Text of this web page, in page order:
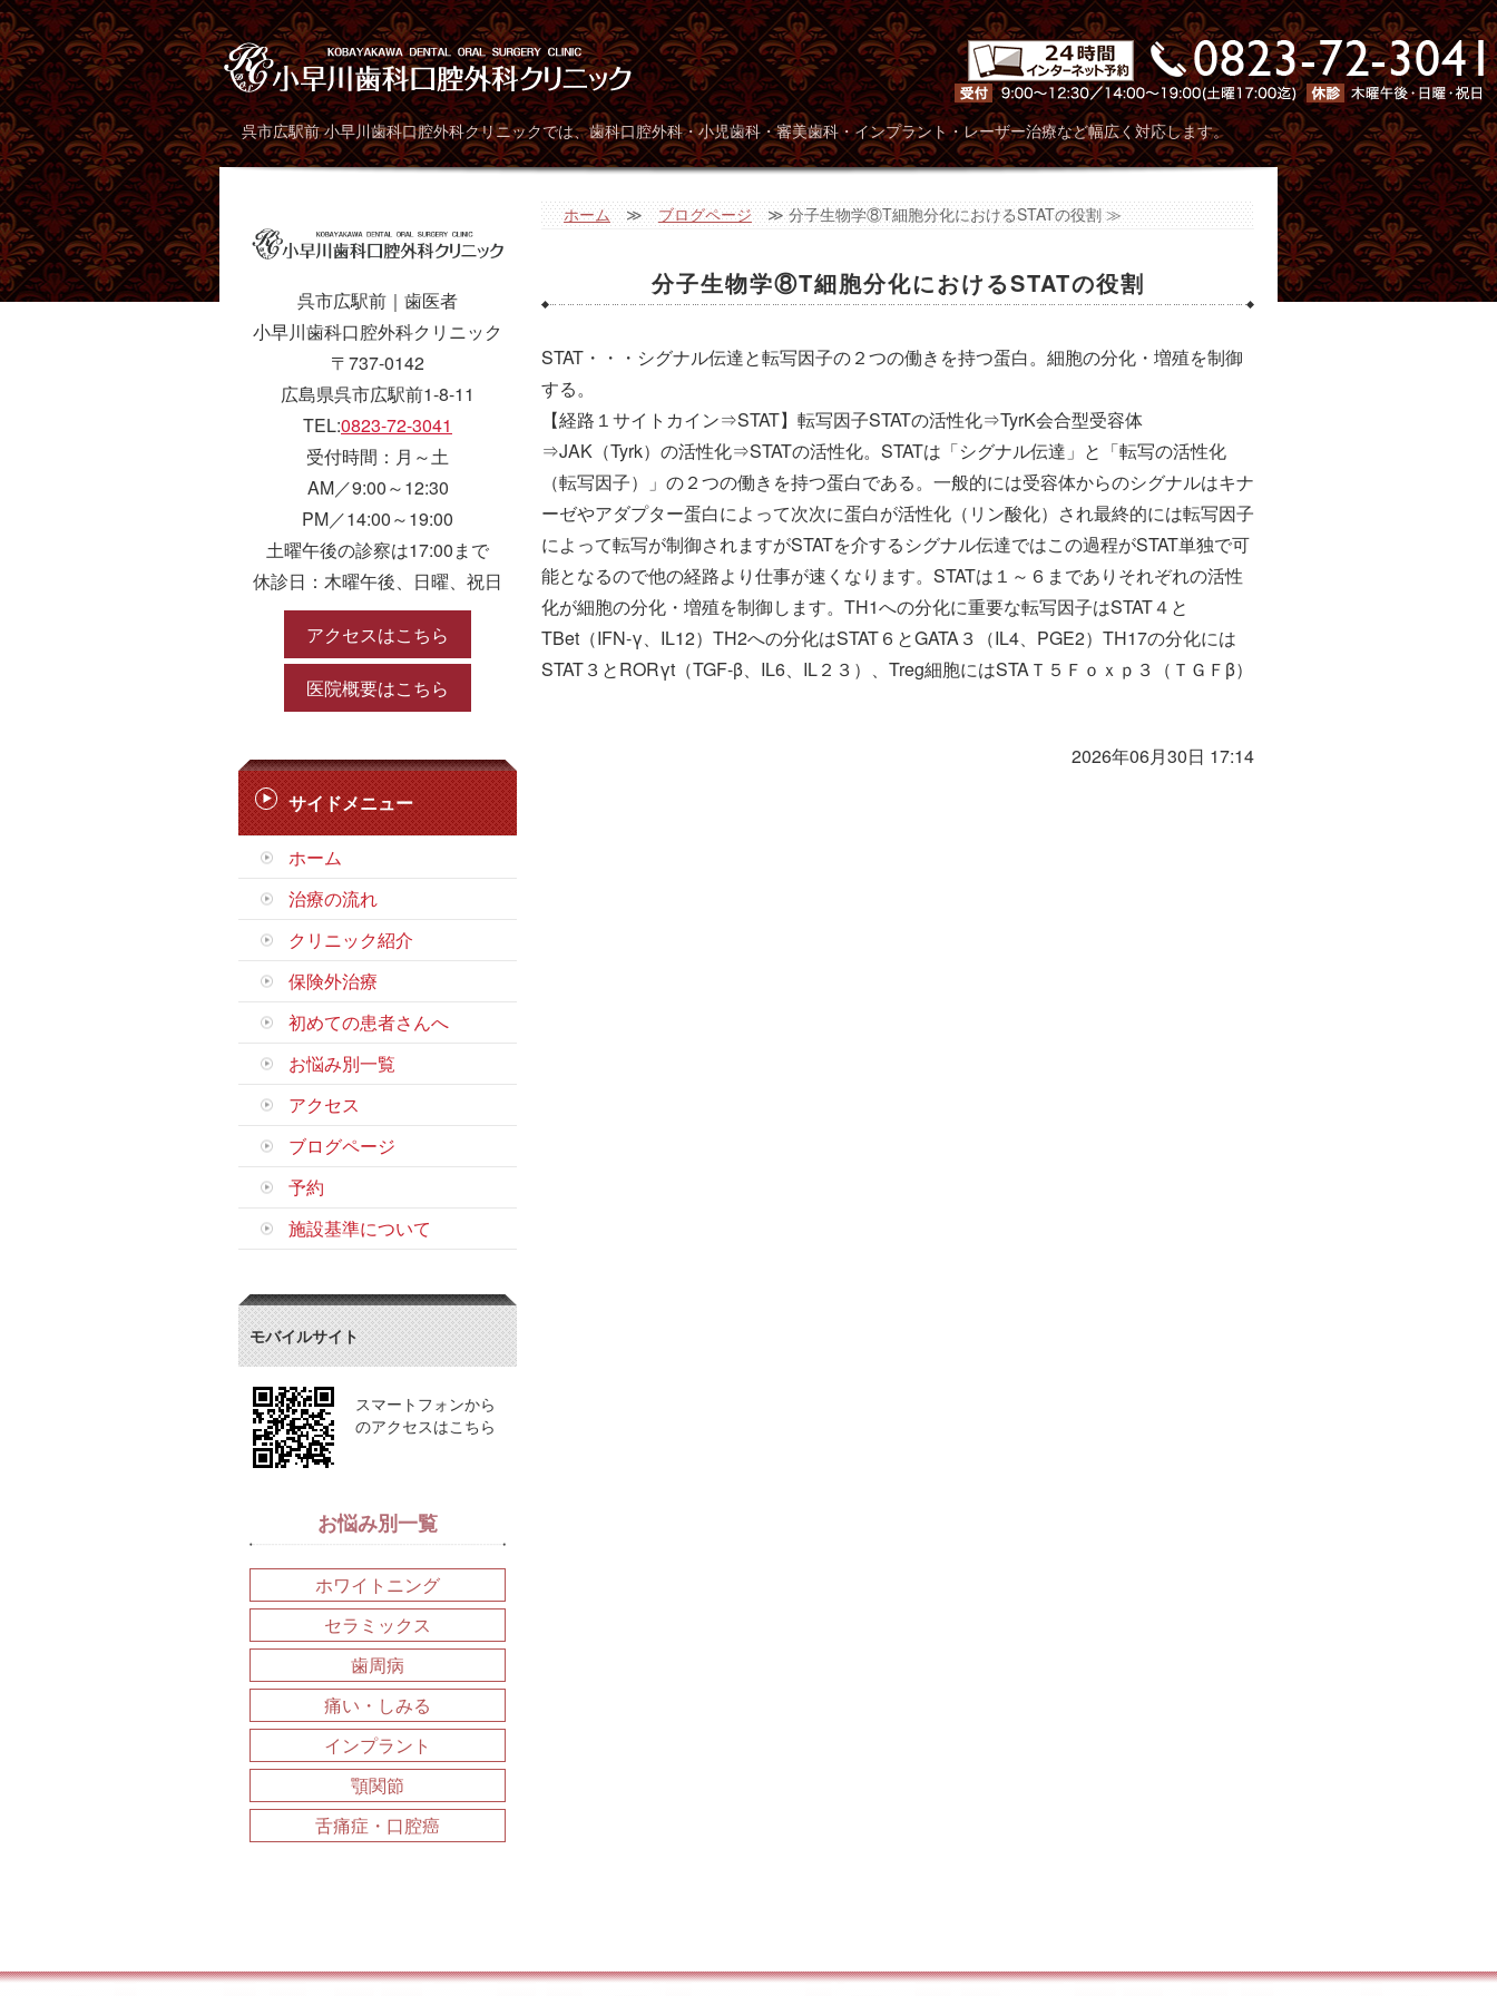
広島県呉市広駅前 小早川歯科口腔外科クリニック
呉市広駅前 小早川歯科口腔外科クリニックでは、歯科口腔外科・小児歯科・審美歯科・インプラント・レーザー治療など幅広く対応します。
ホーム ≫ ブログページ ≫ 分子生物学⑧T細胞分化におけるSTATの役割 ≫
分子生物学⑧T細胞分化におけるSTATの役割
STAT・・・シグナル伝達と転写因子の２つの働きを持つ蛋白。細胞の分化・増殖を制御
する。
【経路１サイトカイン⇒STAT】転写因子STATの活性化⇒TyrK会合型受容体
⇒JAK（Tyrk）の活性化⇒STATの活性化。STATは「シグナル伝達」と「転写の活性化
（転写因子）」の２つの働きを持つ蛋白である。一般的には受容体からのシグナルはキナ
ーゼやアダプター蛋白によって次次に蛋白が活性化（リン酸化）され最終的には転写因子
によって転写が制御されますがSTATを介するシグナル伝達ではこの過程がSTAT単独で可
能となるので他の経路より仕事が速くなります。STATは１～６までありそれぞれの活性
化が細胞の分化・増殖を制御します。TH1への分化に重要な転写因子はSTAT４と
TBet（IFN-γ、IL12）TH2への分化はSTAT６とGATA３（IL4、PGE2）TH17の分化には
STAT３とRORγt（TGF-β、IL6、IL２３）、Treg細胞にはSTAＴ５Ｆｏｘｐ３（ＴＧＦβ）
2026年06月30日 17:14
呉市広駅前｜歯医者
小早川歯科口腔外科クリニック
〒737-0142
広島県呉市広駅前1-8-11
TEL:0823-72-3041
受付時間：月～土
AM／9:00～12:30
PM／14:00～19:00
土曜午後の診察は17:00まで
休診日：木曜午後、日曜、祝日
アクセスはこちら
医院概要はこちら
サイドメニュー
ホーム
治療の流れ
クリニック紹介
保険外治療
初めての患者さんへ
お悩み別一覧
アクセス
ブログページ
予約
施設基準について
モバイルサイト
スマートフォンから
のアクセスはこちら
お悩み別一覧
ホワイトニング
セラミックス
歯周病
痛い・しみる
インプラント
顎関節
舌痛症・口腔癌